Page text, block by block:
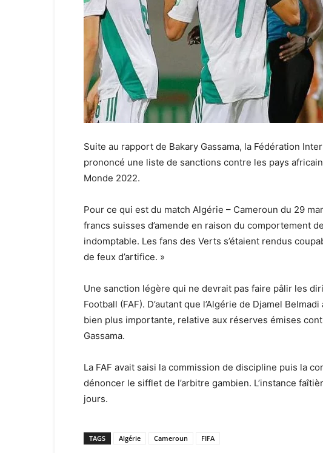
Suite au rapport de Bakary Gassama, la Fédération
prononcé une liste de sanctions contre les pays
Monde 2022.
Pour ce qui est du match Algérie – Cameroun du 29
francs suisses d’amende en raison du comportement
indomptable. Les fans des Verts s’étaient rendus
de feux d’artifice. »
Une sanction légère qui ne devrait pas faire pâlir les
Football (FAF). D’autant que l’Algérie de Djamel
bien plus importante, relative aux réserves émises
Gassama.
La FAF avait saisi la commission de discipline puis la
dénoncer le sifflet de l’arbitre gambien. L’instance
jours.
TAGS Algérie Cameroun FIFA